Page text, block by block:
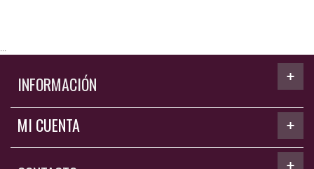
INFORMACIÓN
MI CUENTA